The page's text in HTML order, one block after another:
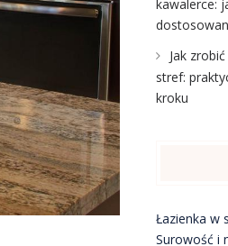
kawalerce:
Jak
stref:
kroku
Łazienka w
Surowość i